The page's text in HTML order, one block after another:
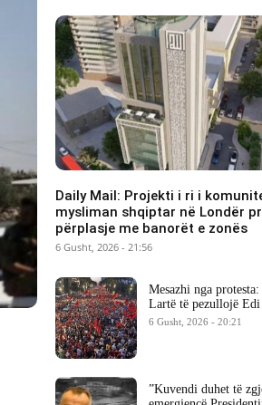
Daily Mail: Projekti i ri i
mysliman shqiptar në Londër
përplasje me banorët e zonës
6 Gusht, 2026 - 21:56
Mesazhi nga
Lartë të pezullojë Edi
6 Gusht, 2026 - 20:21
​”Kuvendi duhet të